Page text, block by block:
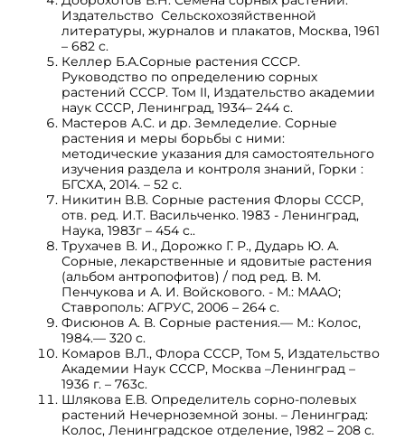
Издательство Сельскохозяйственной
литературы, журналов и плакатов, Москва, 1961
– 682 с.
Келлер Б.А.Сорные растения СССР.
Руководство по определению сорных
растений СССР. Том II, Издательство академии
наук СССР, Ленинград, 1934– 244 с.
Мастеров А.С. и др. Земледелие. Сорные
растения и меры борьбы с ними:
методические указания для самостоятельного
изучения раздела и контроля знаний, Горки :
БГСХА, 2014. – 52 с.
Никитин В.В. Сорные растения Флоры СССР,
отв. ред. И.Т. Васильченко. 1983 - Ленинград,
Наука, 1983г – 454 с..
Трухачев В. И., Дорожко Г. Р., Дударь Ю. А.
Сорные, лекарственные и ядовитые растения
(альбом антропофитов) / под ред. В. М.
Пенчукова и А. И. Войскового. - М.: МААО;
Ставрополь: АГРУС, 2006 – 264 с.
Фисюнов А. В. Сорные растения.— М.: Колос,
1984.— 320 с.
Комаров В.Л., Флора СССР, Том 5, Издательство
Академии Наук СССР, Москва –Ленинград –
1936 г. – 763с.
Шлякова Е.В. Определитель сорно-полевых
растений Нечерноземной зоны. – Ленинград:
Колос, Ленинградское отделение, 1982 – 208 с.